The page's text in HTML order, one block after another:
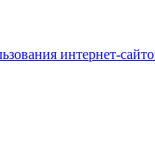
интернет-